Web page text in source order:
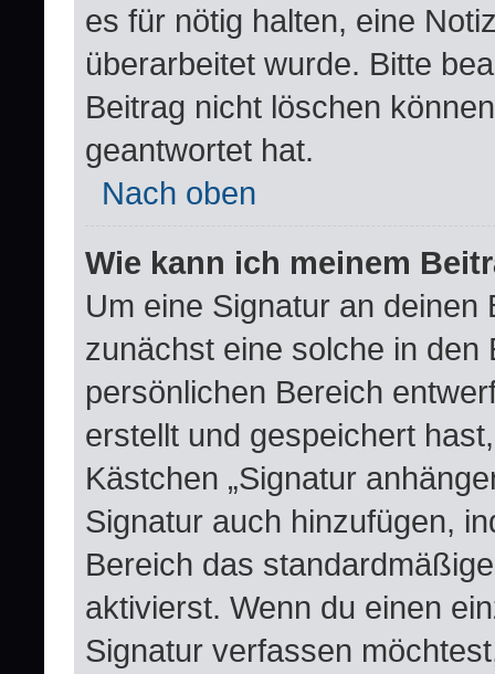
es für nötig halten, eine
überarbeitet wurde. Bitte
Beitrag nicht löschen
geantwortet hat.
Nach oben
Wie kann ich meinem
Um eine Signatur an
zunächst eine solche in den
persönlichen Bereich
erstellt und gespeichert
Kästchen „Signatur
Signatur auch hinzufügen,
Bereich das
aktivierst. Wenn du einen
Signatur verfassen